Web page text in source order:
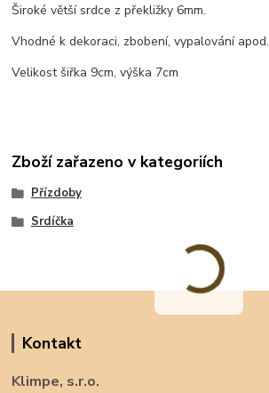
Široké větší srdce z překližky 6mm.
Vhodné k dekoraci, zbobení, vypalování apod.
Velikost šiřka 9cm, výška 7cm
Zboží zařazeno v kategoriích
Přízdoby
Srdíčka
Kontakt
Klimpe, s.r.o.